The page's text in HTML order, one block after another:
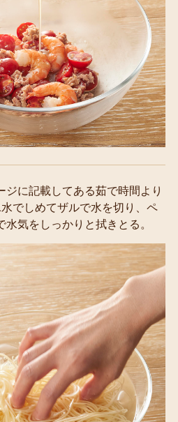
ジに記載してある茹で時間より
でしめてザルで水を切り、ペ
水気をしっかりと拭きとる。